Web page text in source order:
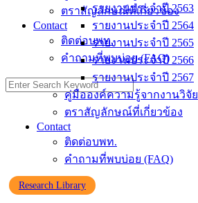
รายงานประจำปี 2563
รายงานประจำปี 2564
รายงานประจำปี 2565
รายงานประจำปี 2566
รายงานประจำปี 2567
คู่มือองค์ความรู้จากงานวิจัย
ตราสัญลักษณ์ที่เกี่ยวข้อง
Contact
ติดต่อบพท.
คำถามที่พบบ่อย (FAQ)
Research Library
ตราสัญลักษณ์ที่เกี่ยวข้อง
Contact
ติดต่อบพท.
คำถามที่พบบ่อย (FAQ)